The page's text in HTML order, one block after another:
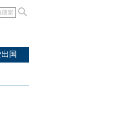
出国